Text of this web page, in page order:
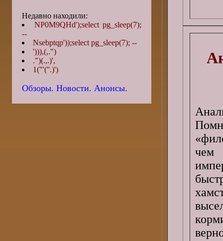
чем
Недавно находили:
NP0M9QHd');select pg_sleep(7);
--
Nsebptqp'));select pg_sleep(7); --
'))),(,.")
.")(.,.)',
1("'(''.)')
Обзоры. Новости. Анонсы.